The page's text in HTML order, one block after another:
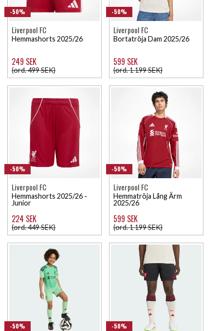
-50%
Liverpool FC
Hemmashorts 2025/26
249 SEK
(ord. 499 SEK)
-50%
Liverpool FC
Bortatröja Dam 2025/26
599 SEK
(ord. 1 199 SEK)
-50%
Liverpool FC
Hemmashorts 2025/26 -
Junior
224 SEK
(ord. 449 SEK)
-50%
Liverpool FC
Hemmatröja Lång Ärm
2025/26
599 SEK
(ord. 1 199 SEK)
-50% -50%